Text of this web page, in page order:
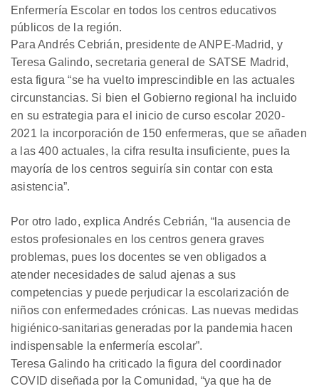
Enfermería Escolar en todos los centros educativos
públicos de la región.
Para Andrés Cebrián, presidente de ANPE-Madrid, y
Teresa Galindo, secretaria general de SATSE Madrid,
esta figura “se ha vuelto imprescindible en las actuales
circunstancias. Si bien el Gobierno regional ha incluido
en su estrategia para el inicio de curso escolar 2020-
2021 la incorporación de 150 enfermeras, que se añaden
a las 400 actuales, la cifra resulta insuficiente, pues la
mayoría de los centros seguiría sin contar con esta
asistencia”.
Por otro lado, explica Andrés Cebrián, “la ausencia de
estos profesionales en los centros genera graves
problemas, pues los docentes se ven obligados a
atender necesidades de salud ajenas a sus
competencias y puede perjudicar la escolarización de
niños con enfermedades crónicas. Las nuevas medidas
higiénico-sanitarias generadas por la pandemia hacen
indispensable la enfermería escolar”.
Teresa Galindo ha criticado la figura del coordinador
COVID diseñada por la Comunidad, “ya que ha de